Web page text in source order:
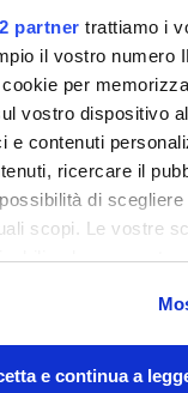
partner trattiamo i
il vostro numero
per
vostro dispositivo
e contenuti
ricercare il
di
scopi. Le vostre
solo su questa
il proprio
sui
della privacy.
e continua a
Tunisia
2006 ...Ancora io